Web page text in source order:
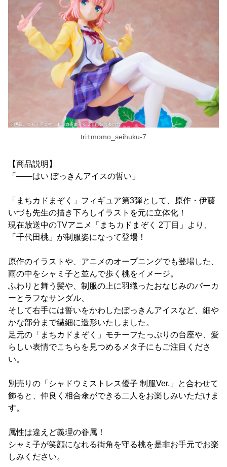
tri+momo_seihuku-7
【商品説明】
「――はい ぽっきんアイスの誓い」
「まちカドまぞく」フィギュア第3弾として、原作・伊藤
いづも先生の描き下ろしイラストを元に立体化！
現在放送中のTVアニメ「まちカドまぞく 2丁目」より、
「千代田桃」が制服姿になって登場！
原作のイラストや、アニメのオープニングでも登場した、
雨の中をシャミ子と並んで歩く桃をイメージ。
ふわりと舞う髪や、制服の上に羽織ったおなじみのパーカ
ーとラフなサンダル、
そして右手には誓いをかわしたぽっきんアイスなど、細や
かな部分まで繊細に造形いたしました。
足元の「まちカドまぞく」モチーフたっぷりの台座や、愛
らしい表情でこちらを見つめるメタ子にもご注目くださ
い。
別売りの「シャドウミストレス優子 制服Ver.」と合わせて
飾ると、仲良く相合傘ができる二人をお楽しみいただけま
す。
属性は違えど義理の眷属！
シャミ子が笑顔になれる街角を守る桃を是非お手元でお楽
しみください。